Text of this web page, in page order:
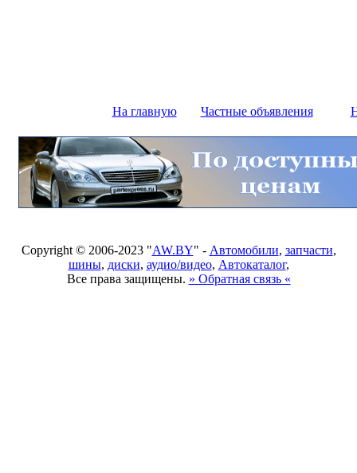
На главную Частные объявления
Copyright © 2006-2023 "AW.BY" - Автомобили, запчасти,
шины, диски, аудио/видео, Автокаталог,
Все права защищены. » Обратная связь «